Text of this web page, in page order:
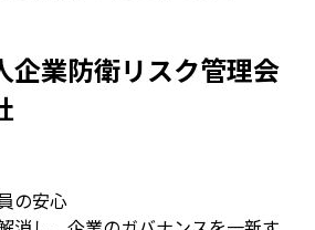
企業防衛リスク管理会
の安心